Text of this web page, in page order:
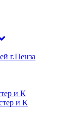
г.Пенза
и К
и К